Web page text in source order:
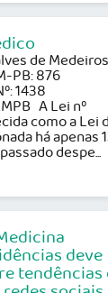
de Medeiros
PB: 876
1438
A Lei nº
como a Lei
há apenas
despe...
deve
tendências